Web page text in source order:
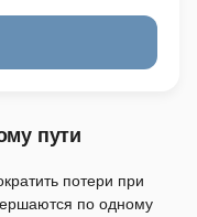
пути
потери при
по одному